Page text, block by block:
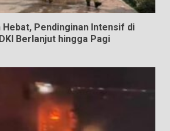
Pendinginan Intensif di
Berlanjut hingga Pagi